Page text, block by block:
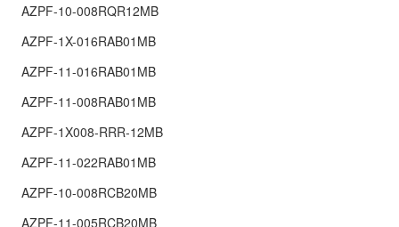
AZPF-10-008RQR12MB
AZPF-1X-016RAB01MB
AZPF-11-016RAB01MB
AZPF-11-008RAB01MB
AZPF-1X008-RRR-12MB
AZPF-11-022RAB01MB
AZPF-10-008RCB20MB
AZPF-11-005RCB20MB